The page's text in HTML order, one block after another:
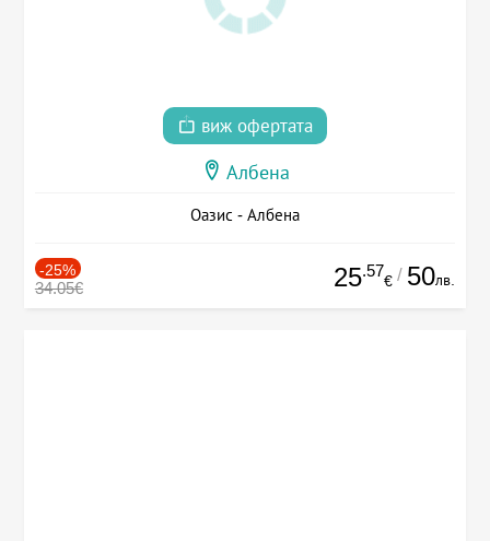
виж офертата
Албена
Оазис - Албена
-25%
34.05€ 25.57
€ / 50лв.